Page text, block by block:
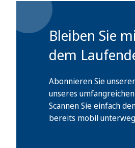
Bleiben Sie
dem
Abonnieren Sie
unseres
Scannen Sie einfach
bereits mobil